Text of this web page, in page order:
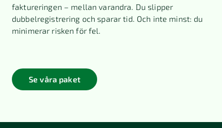
faktureringen – mellan varandra. Du slipper
dubbelregistrering och sparar tid. Och inte minst: du
minimerar risken för fel.
Se våra paket